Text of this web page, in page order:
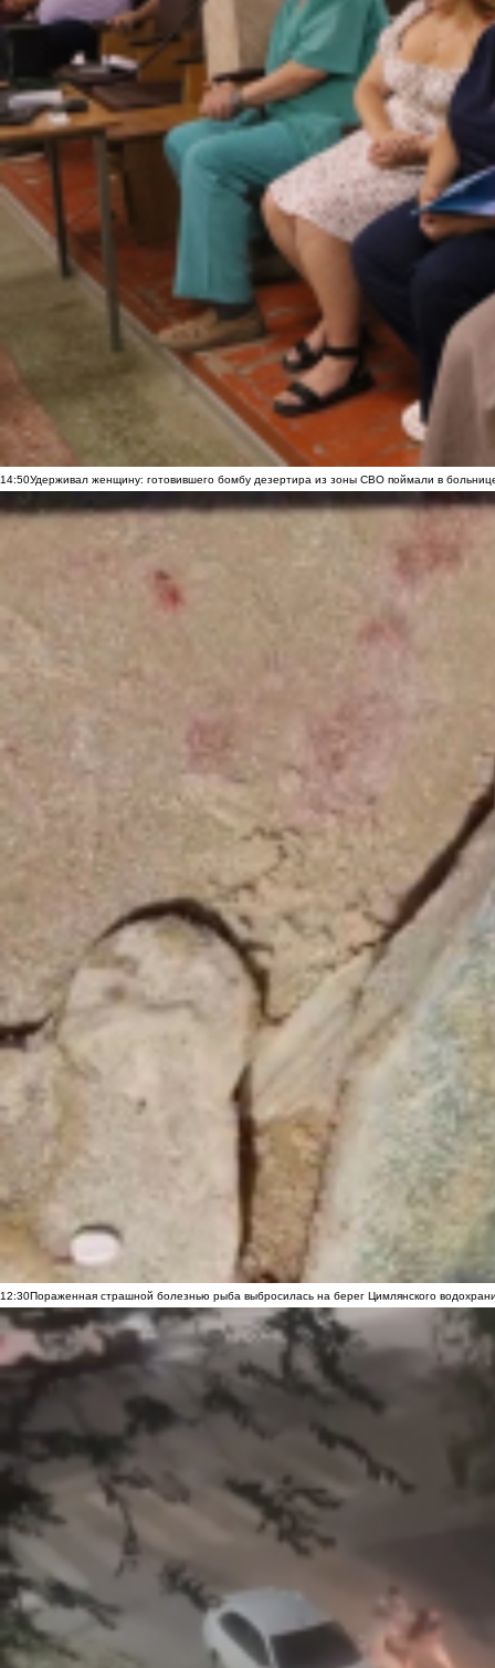
14:50Удерживал женщину: готовившего бомбу дезертира из зоны СВО поймали в
12:30Пораженная страшной болезнью рыба выбросилась на берег Цимлянского